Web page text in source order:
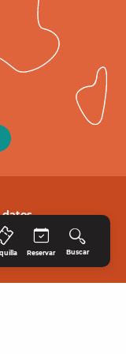
Reservar Buscar